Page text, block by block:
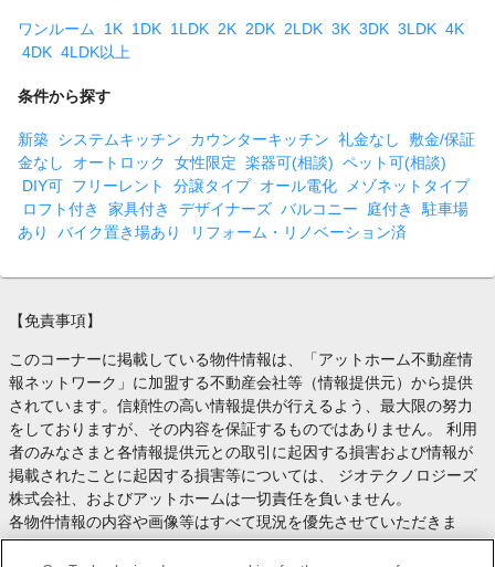
ワンルーム 1K 1DK 1LDK 2K 2DK 2LDK 3K 3DK 3LDK 4K
4DK 4LDK以上
条件から探す
新築 システムキッチン カウンターキッチン 礼金なし
敷金/保証
金なし
オートロック 女性限定 楽器可(相談) ペット可(相談)
DIY可 フリーレント 分譲タイプ オール電化
メゾネットタイプ
ロフト付き
家具付き デザイナーズ バルコニー 庭付き
駐車場
あり
バイク置き場あり リフォーム・リノベーション済
【免責事項】
このコーナーに掲載している物件情報は、「アットホーム不動産情
報ネットワーク」に加盟する不動産会社等（情報提供元）から提供
されています。信頼性の高い情報提供が行えるよう、最大限の努力
をしておりますが、その内容を保証するものではありません。 利用
者のみなさまと各情報提供元との取引に起因する損害および情報が
掲載されたことに起因する損害等については、 ジオテクノロジーズ
株式会社、およびアットホームは一切責任を負いません。
各物件情報の内容や画像等はすべて現況を優先させていただきま
す。